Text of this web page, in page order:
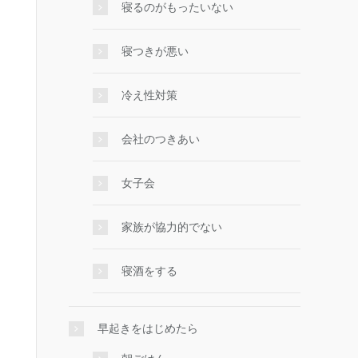
寝るのがもったいない
寝つきが悪い
冷え性対策
会社のつきあい
女子会
家族が協力的でない
寝酒をする
早起きをはじめたら